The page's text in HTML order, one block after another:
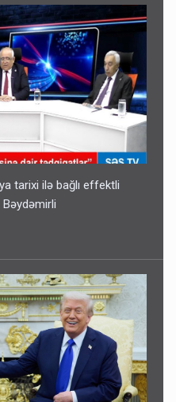
tarixi ilə bağlı effektli